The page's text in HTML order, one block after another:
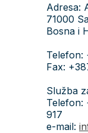
Adresa:
71000
Bosna i
Telefon:
Fax:
Služba
Telefon:
917
e-mail: